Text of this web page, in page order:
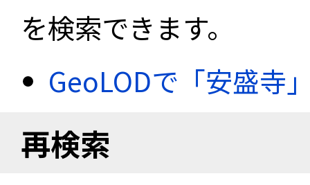
を検索できます。
GeoLODで「安盛寺
再検索